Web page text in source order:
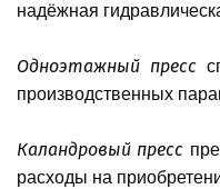
надёжная
Одноэтажный пресс
производственных
Каландровый пресс
расходы на